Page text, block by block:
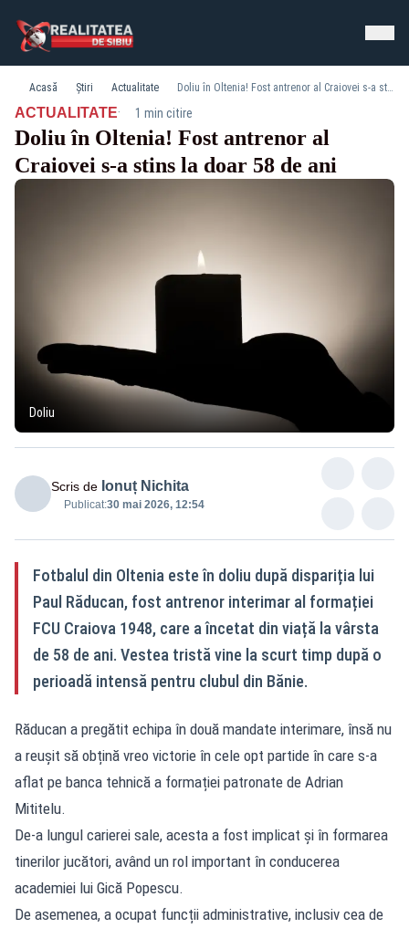
Acasă Știri Actualitate Doliu în Oltenia! Fost antrenor al Craiovei s-a stins la doar 58 de ani
ACTUALITATE· 1 min citire
Doliu în Oltenia! Fost antrenor al
Craiovei s-a stins la doar 58 de ani
Doliu
Scris de Ionuț Nichita
Publicat:30 mai 2026, 12:54
Fotbalul din Oltenia este în doliu după dispariția lui
Paul Răducan, fost antrenor interimar al formației
FCU Craiova 1948, care a încetat din viață la vârsta
de 58 de ani. Vestea tristă vine la scurt timp după o
perioadă intensă pentru clubul din Bănie.
Răducan a pregătit echipa în două mandate interimare, însă nu
a reușit să obțină vreo victorie în cele opt partide în care s-a
aflat pe banca tehnică a formației patronate de Adrian
Mititelu.
De-a lungul carierei sale, acesta a fost implicat și în formarea
tinerilor jucători, având un rol important în conducerea
academiei lui Gică Popescu.
De asemenea, a ocupat funcții administrative, inclusiv cea de